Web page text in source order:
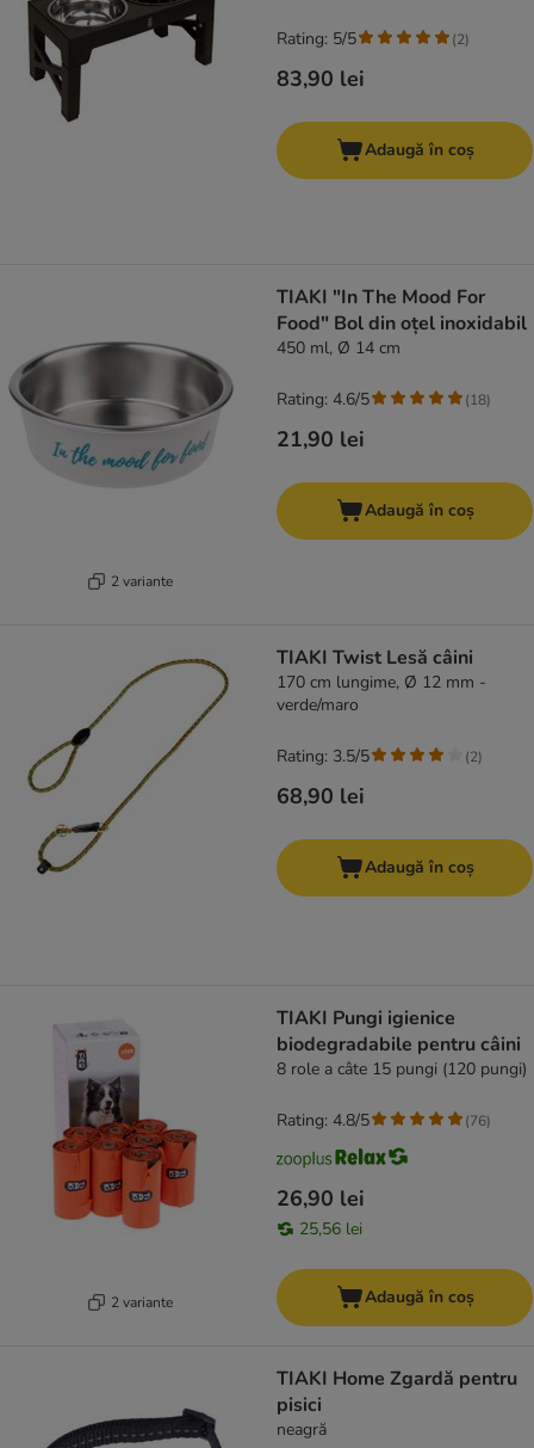
83,90 lei
Rating: 5/5 (2)
Adaugă în coș
2 variante
TIAKI "In The Mood For
Food" Bol din oțel inoxidabil
450 ml, Ø 14 cm
21,90 lei
Rating: 4.6/5 (18)
Adaugă în coș
TIAKI Twist Lesă câini
170 cm lungime, Ø 12 mm -
verde/maro
68,90 lei
Rating: 3.5/5 (2)
Adaugă în coș
2 variante
TIAKI Pungi igienice
biodegradabile pentru câini
8 role a câte 15 pungi (120 pungi)
26,90 lei
25,56 lei
Rating: 4.8/5 (76)
Adaugă în coș
TIAKI Home Zgardă pentru
pisici
neagră